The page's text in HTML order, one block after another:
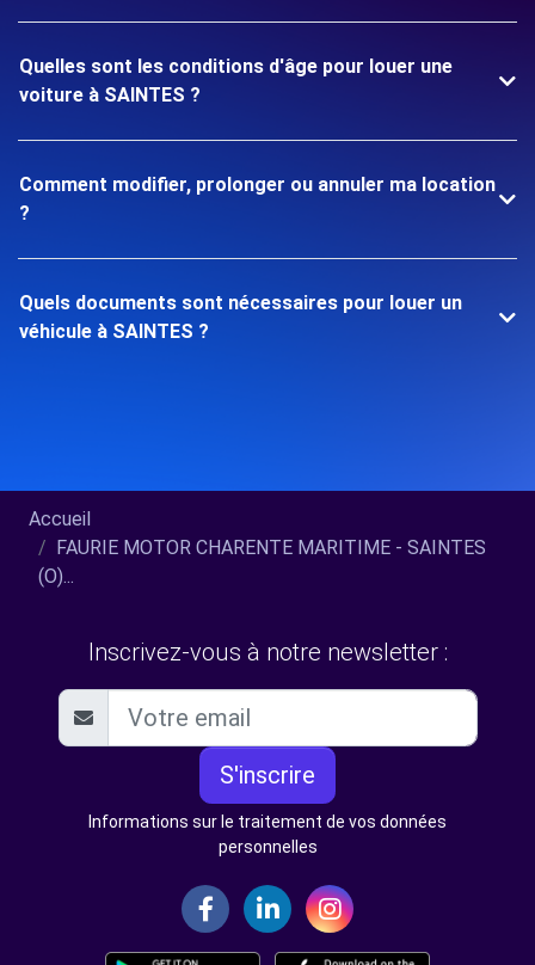
Quelles sont les conditions d'âge pour louer une
voiture à SAINTES ?
Comment modifier, prolonger ou annuler ma location
?
Quels documents sont nécessaires pour louer un
véhicule à SAINTES ?
Accueil
FAURIE MOTOR CHARENTE MARITIME - SAINTES
(O)...
Inscrivez-vous à notre newsletter :
S'inscrire
Informations sur le traitement de vos données
personnelles